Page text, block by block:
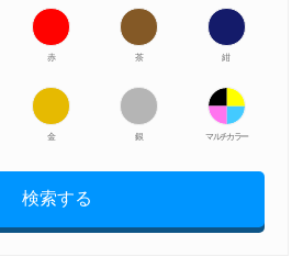
赤 茶 紺
金 銀 マルチカラー
検索する